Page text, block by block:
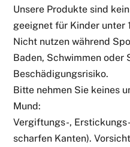
Unsere Produkte sind
geeignet für Kinder unter
Nicht nutzen während
Baden, Schwimmen oder
Beschädigungsrisiko.
Bitte nehmen Sie keines
Mund:
Vergiftungs-,
scharfen Kanten).